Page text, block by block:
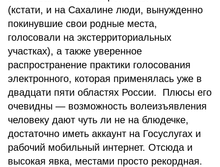
(кстати, и на Сахалине люди, вынужденно
покинувшие свои родные места,
голосовали на экстерриториальных
участках), а также уверенное
распространение практики голосования
электронного, которая применялась уже в
двадцати пяти областях России. Плюсы его
очевидны — возможность волеизъявления
человеку дают чуть ли не на блюдечке,
достаточно иметь аккаунт на Госуслугах и
рабочий мобильный интернет. Отсюда и
высокая явка, местами просто рекордная.